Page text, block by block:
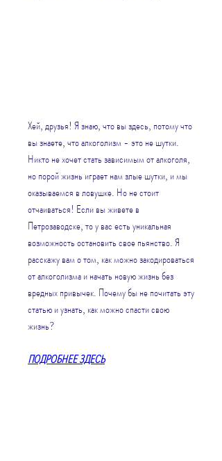
Хей, друзья! Я знаю, что вы здесь, потому что
вы знаете, что алкоголизм - это не шутки.
Никто не хочет стать зависимым от алкоголя,
но порой жизнь играет нам злые шутки, и мы
оказываемся в ловушке. Но не стоит
отчаиваться! Если вы живете в
Петрозаводске, то у вас есть уникальная
возможность остановить свое пьянство. Я
расскажу вам о том, как можно закодироваться
от алкоголизма и начать новую жизнь без
вредных привычек. Почему бы не почитать эту
статью и узнать, как можно спасти свою
жизнь?
ПОДРОБНЕЕ ЗДЕСЬ